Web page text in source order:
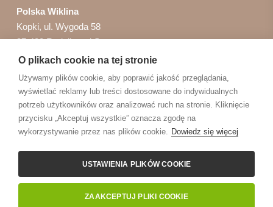
Polska Wiklina
Kopki, ul. Wygoda 58
37-420 Rudnik nad Sanem
sklep@polskawiklina.pl
+48 603 17 09 26
© 2026 PolskaWiklina.PL.
O plikach cookie na tej stronie
Używamy plików cookie, aby poprawić jakość przeglądania,
wyświetlać reklamy lub treści dostosowane do indywidualnych
potrzeb użytkowników oraz analizować ruch na stronie. Kliknięcie
przycisku „Akceptuj wszystkie” oznacza zgodę na
wykorzystywanie przez nas plików cookie. Dowiedz się więcej
USTAWIENIA PLIKÓW COOKIE
ZAAKCEPTUJ PLIKI COOKIE